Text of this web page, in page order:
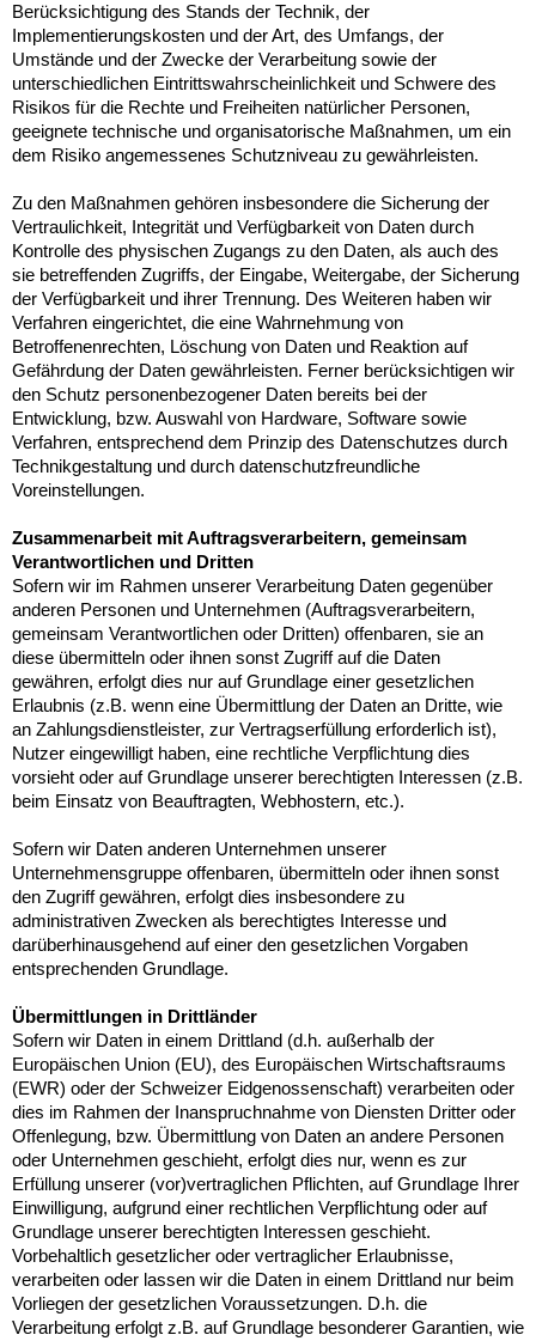
Berücksichtigung des Stands der Technik, der
Implementierungskosten und der Art, des Umfangs, der
Umstände und der Zwecke der Verarbeitung sowie der
unterschiedlichen Eintrittswahrscheinlichkeit und Schwere des
Risikos für die Rechte und Freiheiten natürlicher Personen,
geeignete technische und organisatorische Maßnahmen, um ein
dem Risiko angemessenes Schutzniveau zu gewährleisten.
Zu den Maßnahmen gehören insbesondere die Sicherung der
Vertraulichkeit, Integrität und Verfügbarkeit von Daten durch
Kontrolle des physischen Zugangs zu den Daten, als auch des
sie betreffenden Zugriffs, der Eingabe, Weitergabe, der Sicherung
der Verfügbarkeit und ihrer Trennung. Des Weiteren haben wir
Verfahren eingerichtet, die eine Wahrnehmung von
Betroffenenrechten, Löschung von Daten und Reaktion auf
Gefährdung der Daten gewährleisten. Ferner berücksichtigen wir
den Schutz personenbezogener Daten bereits bei der
Entwicklung, bzw. Auswahl von Hardware, Software sowie
Verfahren, entsprechend dem Prinzip des Datenschutzes durch
Technikgestaltung und durch datenschutzfreundliche
Voreinstellungen.
Zusammenarbeit mit Auftragsverarbeitern, gemeinsam
Verantwortlichen und Dritten
Sofern wir im Rahmen unserer Verarbeitung Daten gegenüber
anderen Personen und Unternehmen (Auftragsverarbeitern,
gemeinsam Verantwortlichen oder Dritten) offenbaren, sie an
diese übermitteln oder ihnen sonst Zugriff auf die Daten
gewähren, erfolgt dies nur auf Grundlage einer gesetzlichen
Erlaubnis (z.B. wenn eine Übermittlung der Daten an Dritte, wie
an Zahlungsdienstleister, zur Vertragserfüllung erforderlich ist),
Nutzer eingewilligt haben, eine rechtliche Verpflichtung dies
vorsieht oder auf Grundlage unserer berechtigten Interessen (z.B.
beim Einsatz von Beauftragten, Webhostern, etc.).
Sofern wir Daten anderen Unternehmen unserer
Unternehmensgruppe offenbaren, übermitteln oder ihnen sonst
den Zugriff gewähren, erfolgt dies insbesondere zu
administrativen Zwecken als berechtigtes Interesse und
darüberhinausgehend auf einer den gesetzlichen Vorgaben
entsprechenden Grundlage.
Übermittlungen in Drittländer
Sofern wir Daten in einem Drittland (d.h. außerhalb der
Europäischen Union (EU), des Europäischen Wirtschaftsraums
(EWR) oder der Schweizer Eidgenossenschaft) verarbeiten oder
dies im Rahmen der Inanspruchnahme von Diensten Dritter oder
Offenlegung, bzw. Übermittlung von Daten an andere Personen
oder Unternehmen geschieht, erfolgt dies nur, wenn es zur
Erfüllung unserer (vor)vertraglichen Pflichten, auf Grundlage Ihrer
Einwilligung, aufgrund einer rechtlichen Verpflichtung oder auf
Grundlage unserer berechtigten Interessen geschieht.
Vorbehaltlich gesetzlicher oder vertraglicher Erlaubnisse,
verarbeiten oder lassen wir die Daten in einem Drittland nur beim
Vorliegen der gesetzlichen Voraussetzungen. D.h. die
Verarbeitung erfolgt z.B. auf Grundlage besonderer Garantien, wie